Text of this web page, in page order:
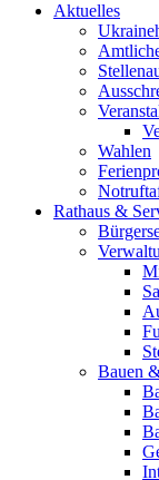
Aktuelles
Wahlen
Rathaus &
Bauen